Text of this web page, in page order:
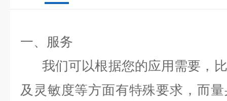
一、服务
我们可以根据您的应用需要，
及灵敏度等方面有特殊要求，而